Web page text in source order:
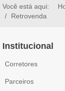
Você está aqui:
Retrovenda
Institucional
Corretores
Parceiros